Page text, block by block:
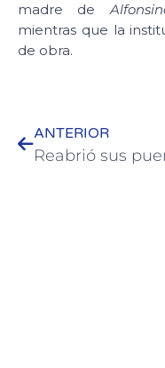
madre de
mientras que la
de obra.
ANTERIOR